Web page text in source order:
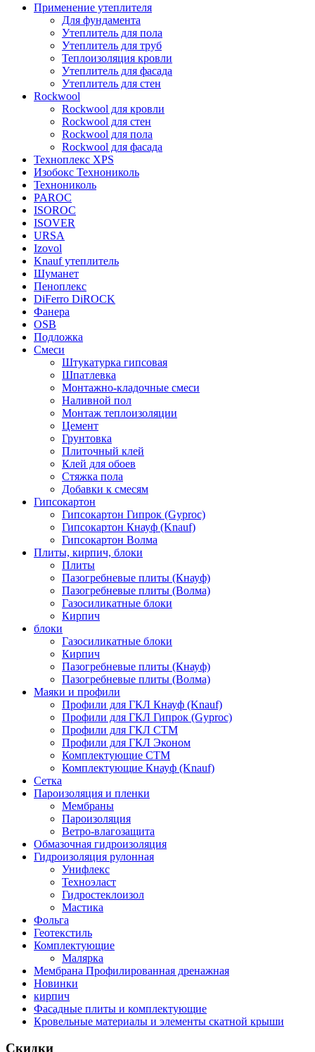
Применение утеплителя
Для фундамента
Утеплитель для пола
Утеплитель для труб
Теплоизоляция кровли
Утеплитель для фасада
Утеплитель для стен
Rockwool
Rockwool для кровли
Rockwool для стен
Rockwool для пола
Rockwool для фасада
Техноплекс XPS
Изобокс Технониколь
Технониколь
PAROC
ISOROC
ISOVER
URSA
Izovol
Knauf утеплитель
Шуманет
Пеноплекс
DiFerro DiROCK
Фанера
OSB
Подложка
Смеси
Штукатурка гипсовая
Шпатлевка
Монтажно-кладочные смеси
Наливной пол
Монтаж теплоизоляции
Цемент
Грунтовка
Плиточный клей
Клей для обоев
Стяжка пола
Добавки к смесям
Гипсокартон
Гипсокартон Гипрок (Gyproc)
Гипсокартон Кнауф (Knauf)
Гипсокартон Волма
Плиты, кирпич, блоки
Плиты
Пазогребневые плиты (Кнауф)
Пазогребневые плиты (Волма)
Газосиликатные блоки
Кирпич
блоки
Газосиликатные блоки
Кирпич
Пазогребневые плиты (Кнауф)
Пазогребневые плиты (Волма)
Маяки и профили
Профили для ГКЛ Кнауф (Knauf)
Профили для ГКЛ Гипрок (Gyproc)
Профили для ГКЛ СТМ
Профили для ГКЛ Эконом
Комплектующие СТМ
Комплектующие Кнауф (Knauf)
Сетка
Пароизоляция и пленки
Мембраны
Пароизоляция
Ветро-влагозащита
Обмазочная гидроизоляция
Гидроизоляция рулонная
Унифлекс
Техноэласт
Гидростеклоизол
Мастика
Фольга
Геотекстиль
Комплектующие
Малярка
Мембрана Профилированная дренажная
Новинки
кирпич
Фасадные плиты и комплектующие
Кровельные материалы и элементы скатной крыши
Скидки